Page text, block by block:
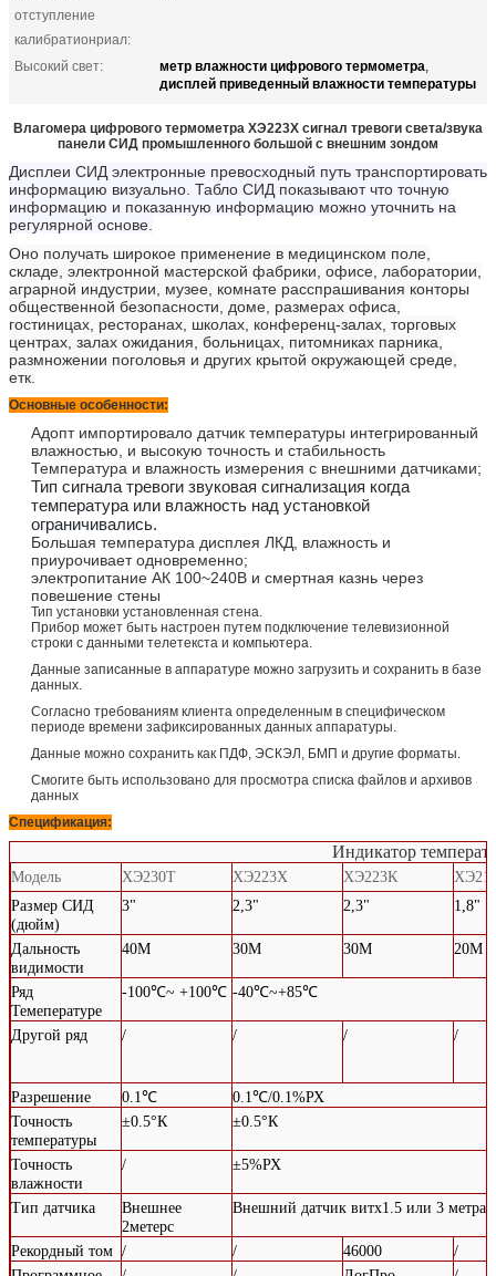
отступление
калибратионриал:
Высокий свет: метр влажности цифрового термометра,
дисплей приведенный влажности температуры
Влагомера цифрового термометра ХЭ223Х сигнал тревоги света/звука
панели СИД промышленного большой с внешним зондом
Дисплеи СИД электронные превосходный путь транспортировать
информацию визуально. Табло СИД показывают что точную
информацию и показанную информацию можно уточнить на
регулярной основе.
Оно получать широкое применение в медицинском поле,
складе, электронной мастерской фабрики, офисе, лаборатории,
аграрной индустрии, музее, комнате расспрашивания конторы
общественной безопасности, доме, размерах офиса,
гостиницах, ресторанах, школах, конференц-залах, торговых
центрах, залах ожидания, больницах, питомниках парника,
размножении поголовья и других крытой окружающей среде,
етк.
Основные особенности:
Адопт импортировало датчик температуры интегрированный
влажностью, и высокую точность и стабильность
Температура и влажность измерения с внешними датчиками;
Тип сигнала тревоги звуковая сигнализация когда
температура или влажность над установкой
ограничивались.
Большая температура дисплея ЛКД, влажность и
приурочивает одновременно;
электропитание АК 100~240В и смертная казнь через
повешение стены
Тип установки установленная стена.
Прибор может быть настроен путем подключение телевизионной
строки с данными телетекста и компьютера.
Данные записанные в аппаратуре можно загрузить и сохранить в базе
данных.
Согласно требованиям клиента определенным в специфическом
периоде времени зафиксированных данных аппаратуры.
Данные можно сохранить как ПДФ, ЭСКЭЛ, БМП и другие форматы.
Смогите быть использовано для просмотра списка файлов и архивов
данных
Спецификация:
Индикатор
Модель ХЭ230Т ХЭ223Х ХЭ223К
Размер СИД
(дюйм)
3" 2,3" 2,3" 1,8"
Дальность
видимости
40М 30М 30М 20М
Ряд
Темепературе
-100℃~ +100℃ -40℃~+85℃
Другой ряд / / / /
Разрешение 0.1℃
0.1℃/0.1%РХ
Точность
температуры
±0.5°К ±0.5°К
Точность
влажности
/ ±5%РХ
Тип датчика
Внешнее
2метерс
Внешний датчик витх1.5 или 3 метра
Рекордный том / / 46000
/